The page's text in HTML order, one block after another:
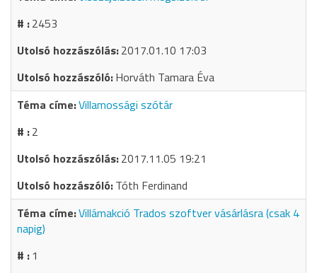
2453
2017.01.10 17:03
Horváth Tamara Éva
Villamossági szótár
2
2017.11.05 19:21
Tóth Ferdinand
Villámakció Trados szoftver vásárlásra (csak 4
napig)
1